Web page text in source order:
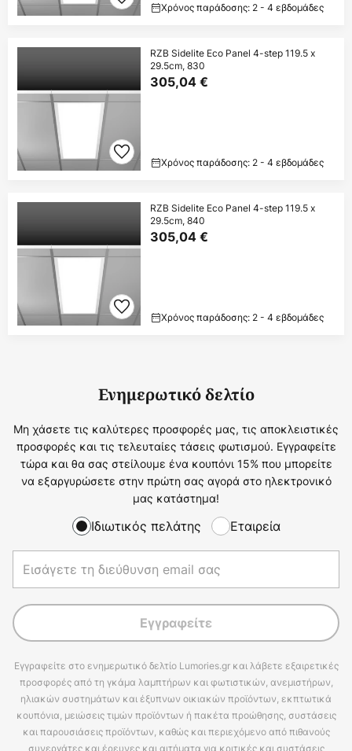
Χρόνος παράδοσης: 2 - 4 εβδομάδες
RZB Sidelite Eco Panel 4-step 119.5 x
29.5cm, 830
305,04 €
Χρόνος παράδοσης: 2 - 4 εβδομάδες
RZB Sidelite Eco Panel 4-step 119.5 x
29.5cm, 840
305,04 €
Χρόνος παράδοσης: 2 - 4 εβδομάδες
Ενημερωτικό δελτίο
Μη χάσετε τις καλύτερες προσφορές μας, τις αποκλειστικές
προσφορές και τις τελευταίες τάσεις φωτισμού. Εγγραφείτε
τώρα και θα σας στείλουμε ένα κουπόνι 15% που μπορείτε
να εξαργυρώσετε στην πρώτη σας αγορά στο ηλεκτρονικό
μας κατάστημα!
Ιδιωτικός πελάτης Εταιρεία
Εγγραφείτε
Εγγραφείτε στο ενημερωτικό δελτίο Lumories.gr και λάβετε εξαιρετικές
προσφορές από τη γκάμα λαμπτήρων και φωτιστικών, ανεμιστήρων,
ηλιακών συστημάτων και έξυπνων οικιακών προϊόντων, εκπτωτικά
κουπόνια, μειώσεις τιμών προϊόντων ή πακέτα προώθησης, συστάσεις
και παρουσιάσεις προϊόντων, καθώς και περιεχόμενο από πιθανούς
συνεργάτες και έρευνες και αιτήματα για κριτικές και συστάσεις